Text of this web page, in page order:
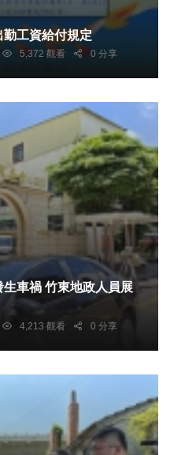
工資給付規定
5,372 觀看 0 分享
政人員展
4,213 觀看 0 分享